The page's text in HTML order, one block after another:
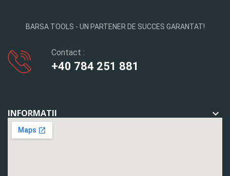
BARSA TOOLS - UN PARTENER DE SUCCES GARANTAT!
Contact :
+40 784 251 881
INFORMATII 